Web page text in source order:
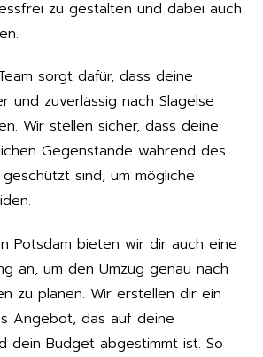
zu gestalten und dabei auch
sorgt dafür, dass deine
und zuverlässig nach Slagelse
Wir stellen sicher, dass deine
Gegenstände während des
sind, um mögliche
Potsdam bieten wir dir auch eine
an, um den Umzug genau nach
zu planen. Wir erstellen dir ein
Angebot, das auf deine
dein Budget abgestimmt ist. So